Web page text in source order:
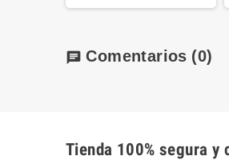
chat Comentarios (0)
Tienda 100% segura